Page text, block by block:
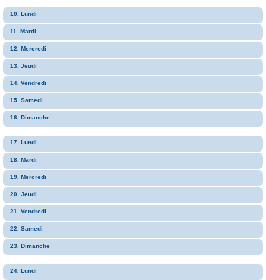
10. Lundi
11. Mardi
12. Mercredi
13. Jeudi
14. Vendredi
15. Samedi
16. Dimanche
17. Lundi
18. Mardi
19. Mercredi
20. Jeudi
21. Vendredi
22. Samedi
23. Dimanche
24. Lundi